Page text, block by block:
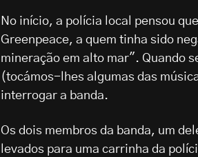
No início, a polícia local pensou
Greenpeace, a quem tinha sido
mineração em alto mar". Quando
(tocámos-lhes algumas das
interrogar a banda.
Os dois membros da banda, um
levados para uma carrinha da